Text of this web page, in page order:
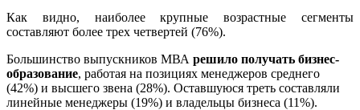
Как видно, наиболее крупные возрастные сегменты
составляют более трех четвертей (76%).
Большинство выпускников МВА решило получать бизнес-
образование, работая на позициях менеджеров среднего
(42%) и высшего звена (28%). Оставшуюся треть составляли
линейные менеджеры (19%) и владельцы бизнеса (11%).